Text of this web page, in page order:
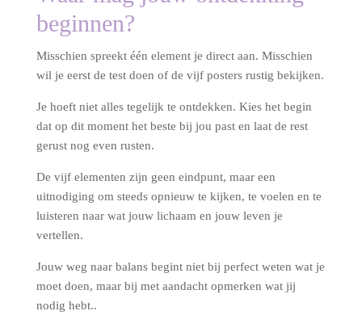
beginnen?
Misschien spreekt één element je direct aan. Misschien
wil je eerst de test doen of de vijf posters rustig bekijken.
Je hoeft niet alles tegelijk te ontdekken. Kies het begin
dat op dit moment het beste bij jou past en laat de rest
gerust nog even rusten.
De vijf elementen zijn geen eindpunt, maar een
uitnodiging om steeds opnieuw te kijken, te voelen en te
luisteren naar wat jouw lichaam en jouw leven je
vertellen.
Jouw weg naar balans begint niet bij perfect weten wat je
moet doen, maar bij met aandacht opmerken wat jij
nodig hebt..